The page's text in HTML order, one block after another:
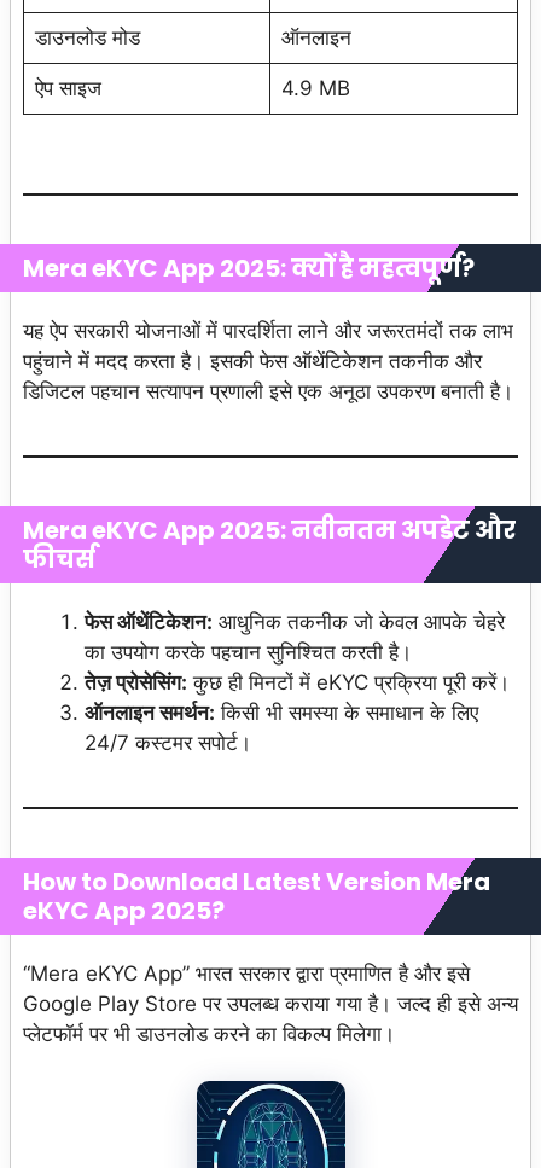
डाउनलोड मोड ऑनलाइन
ऐप साइज 4.9 MB
Mera eKYC App 2025: क्यों है महत्वपूर्ण?
यह ऐप सरकारी योजनाओं में पारदर्शिता लाने और जरूरतमंदों तक लाभ
पहुंचाने में मदद करता है। इसकी फेस ऑथेंटिकेशन तकनीक और
डिजिटल पहचान सत्यापन प्रणाली इसे एक अनूठा उपकरण बनाती है।
Mera eKYC App 2025: नवीनतम अपडेट और
फीचर्स
फेस ऑथेंटिकेशन: आधुनिक तकनीक जो केवल आपके चेहरे
का उपयोग करके पहचान सुनिश्चित करती है।
तेज़ प्रोसेसिंग: कुछ ही मिनटों में eKYC प्रक्रिया पूरी करें।
ऑनलाइन समर्थन: किसी भी समस्या के समाधान के लिए
24/7 कस्टमर सपोर्ट।
How to Download Latest Version Mera
eKYC App 2025?
“Mera eKYC App” भारत सरकार द्वारा प्रमाणित है और इसे
Google Play Store पर उपलब्ध कराया गया है। जल्द ही इसे अन्य
प्लेटफॉर्म पर भी डाउनलोड करने का विकल्प मिलेगा।